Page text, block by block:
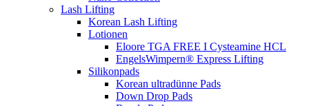
Lash Lifting
Korean Lash Lifting
Lotionen
Eloore TGA FREE I Cysteamine HCL
EngelsWimpern® Express Lifting
Silikonpads
Korean ultradünne Pads
Down Drop Pads